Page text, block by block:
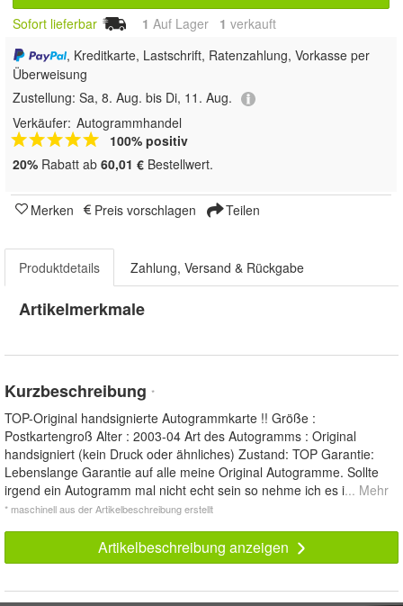
Sofort lieferbar 1 Auf Lager 1 verkauft
, Kreditkarte, Lastschrift, Ratenzahlung, Vorkasse per
Überweisung
Zustellung: Sa, 8. Aug. bis Di, 11. Aug.
Verkäufer: Autogrammhandel
100% positiv
20% Rabatt ab 60,01 € Bestellwert.
Merken Preis vorschlagen Teilen
Produktdetails Zahlung, Versand & Rückgabe
Artikelmerkmale
Kurzbeschreibung *
TOP-Original handsignierte Autogrammkarte !! Größe :
Postkartengroß Alter : 2003-04 Art des Autogramms : Original
handsigniert (kein Druck oder ähnliches) Zustand: TOP Garantie:
Lebenslange Garantie auf alle meine Original Autogramme. Sollte
irgend ein Autogramm mal nicht echt sein so nehme ich es i... Mehr
* maschinell aus der Artikelbeschreibung erstellt
Artikelbeschreibung anzeigen